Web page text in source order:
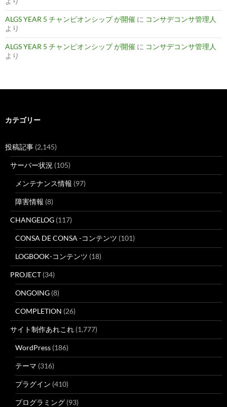
ALGS YEAR 5 チャンピオンシップ が開催 に コンサデコンサ管理人
より
ALGS YEAR 5 チャンピオンシップ が開催 に コンサデコンサ管理人
より
カテゴリー
投稿記事 (2,145)
サーバー状況 (105)
メンテナンス情報 (97)
障害情報 (8)
CHANGELOG (117)
CONSA DE CONSA -コンテンツ (101)
LOGBOOK-コンテンツ (18)
PROJECT (34)
ONGOING (8)
COMPLETION (26)
サイト制作あれこれ (1,777)
WordPress (186)
テーマ (316)
プラグイン (410)
プログラミング (93)